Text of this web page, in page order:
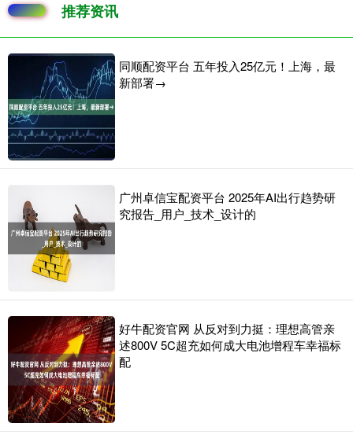
推荐资讯
同顺配资平台 五年投入25亿元！上海，最
新部署→
广州卓信宝配资平台 2025年AI出行趋势研
究报告_用户_技术_设计的
好牛配资官网 从反对到力挺：理想高管亲
述800V 5C超充如何成大电池增程车幸福标
配